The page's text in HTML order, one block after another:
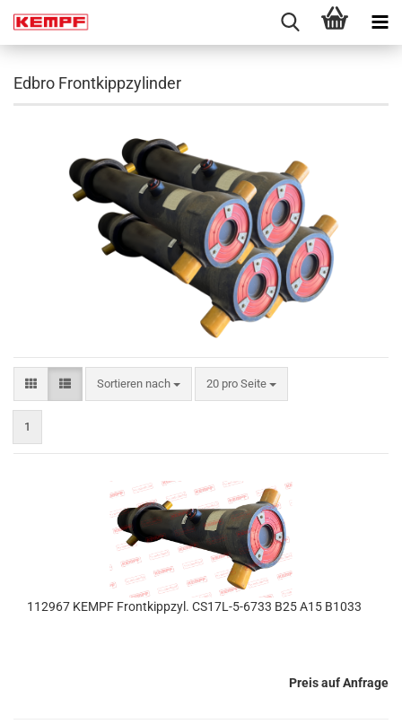
Edbro Frontkippzylinder
Sortieren nach
Sortieren nach 20 pro Seite
pro Seite
1
112967 KEMPF Frontkippzyl. CS17L-5-6733 B25 A15 B1033
Preis auf Anfrage